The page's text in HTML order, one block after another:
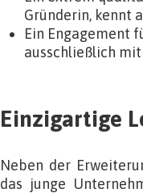
Gründerin, kennt
Ein Engagement
ausschließlich
Einzigartige
Neben der
das junge